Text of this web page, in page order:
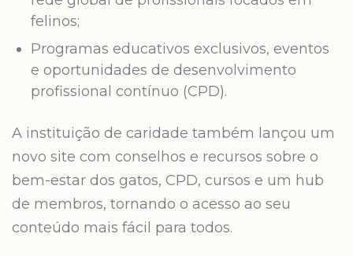
felinos;
Programas educativos exclusivos, eventos
e oportunidades de desenvolvimento
profissional contínuo (CPD).
A instituição de caridade também lançou um
novo site com conselhos e recursos sobre o
bem-estar dos gatos, CPD, cursos e um hub
de membros, tornando o acesso ao seu
conteúdo mais fácil para todos.